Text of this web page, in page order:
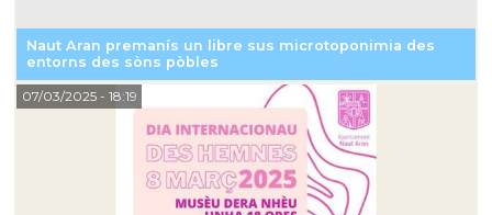
Naut Aran premanís un libre sus microtoponimia des
entorns des sòns pòbles
07/03/2025- 18:19